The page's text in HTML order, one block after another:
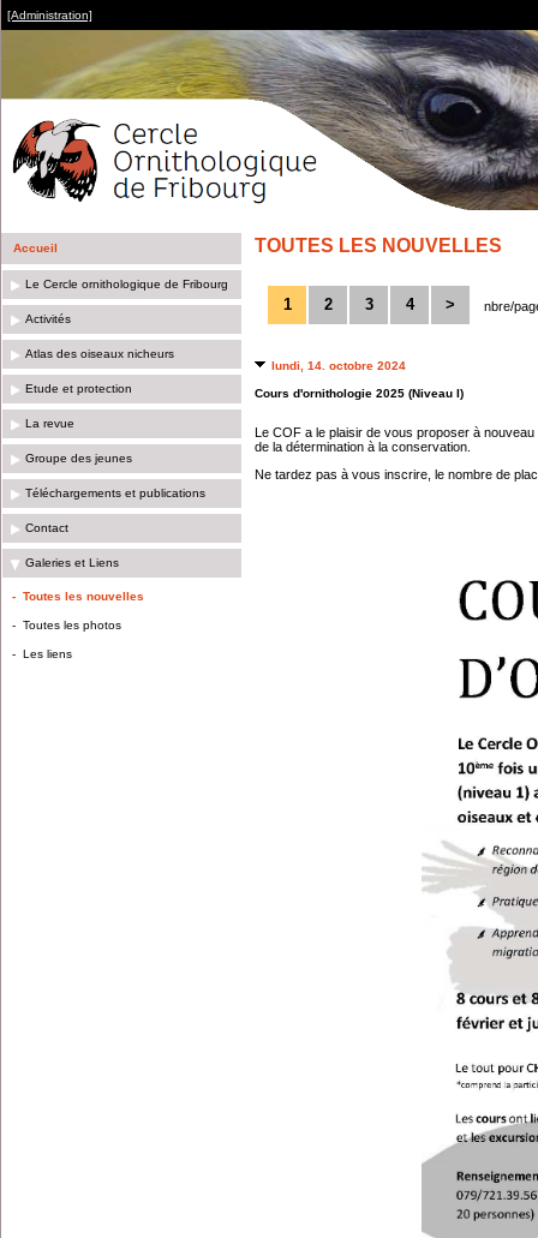
[Administration]
Accueil
Le Cercle ornithologique de Fribourg
Activités
Atlas des oiseaux nicheurs
Etude et protection
La revue
Groupe des jeunes
Téléchargements et publications
Contact
Galeries et Liens
- Toutes les nouvelles
- Toutes les photos
- Les liens
TOUTES LES NOUVELLES
1 2 3 4 > nbre/
lundi, 14. octobre 2024
Cours d'ornithologie 2025 (Niveau I)
Le COF a le plaisir de vous proposer à
de la détermination à la conservation.
Ne tardez pas à vous inscrire, le nombre de